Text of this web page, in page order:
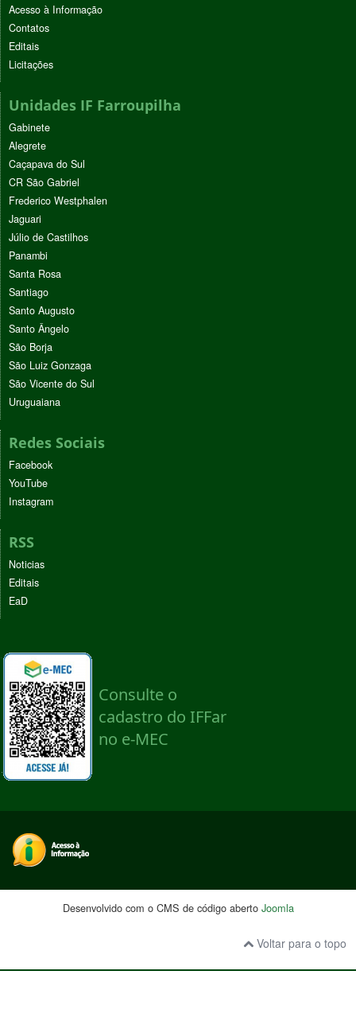
Acesso à Informação
Contatos
Editais
Licitações
Unidades IF Farroupilha
Gabinete
Alegrete
Caçapava do Sul
CR São Gabriel
Frederico Westphalen
Jaguari
Júlio de Castilhos
Panambi
Santa Rosa
Santiago
Santo Augusto
Santo Ângelo
São Borja
São Luiz Gonzaga
São Vicente do Sul
Uruguaiana
Redes Sociais
Facebook
YouTube
Instagram
RSS
Noticias
Editais
EaD
Desenvolvido com o CMS de código aberto Joomla
Voltar para o topo